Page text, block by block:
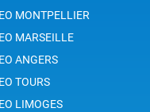
MONTPELLIER
MARSEILLE
ANGERS
TOURS
LIMOGES